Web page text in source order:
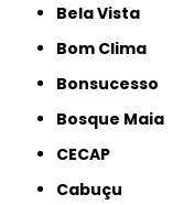
Bela Vista
Bom Clima
Bonsucesso
Bosque Maia
CECAP
Cabuçu